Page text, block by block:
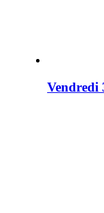
Vendredi